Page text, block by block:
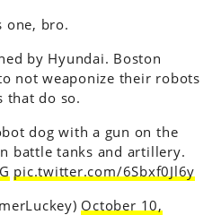
one, bro.
by Hyundai. Boston
not weaponize their robots
that do so.
dog with a gun on the
battle tanks and artillery.
pic.twitter.com/6Sbxf0Jl6y
October 10,